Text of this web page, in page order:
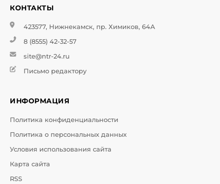
КОНТАКТЫ
423577, Нижнекамск, пр. Химиков, 64А
8 (8555) 42-32-57
site@ntr-24.ru
Письмо редактору
ИНФОРМАЦИЯ
Политика конфиденциальности
Политика о персональных данных
Условия использования сайта
Карта сайта
RSS